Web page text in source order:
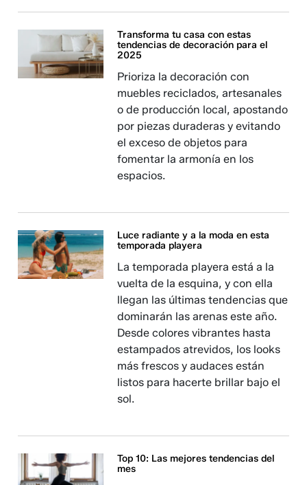
Transforma tu casa con estas
tendencias de decoración para el
2025
Prioriza la decoración con
muebles reciclados, artesanales
o de producción local, apostando
por piezas duraderas y evitando
el exceso de objetos para
fomentar la armonía en los
espacios.
Luce radiante y a la moda en esta
temporada playera
La temporada playera está a la
vuelta de la esquina, y con ella
llegan las últimas tendencias que
dominarán las arenas este año.
Desde colores vibrantes hasta
estampados atrevidos, los looks
más frescos y audaces están
listos para hacerte brillar bajo el
sol.
Top 10: Las mejores tendencias del
mes